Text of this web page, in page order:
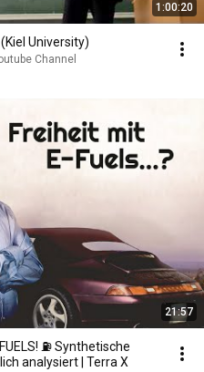
1:00:20
University)
Channel
21:57
⛽️ Synthetische
analysiert | Terra X